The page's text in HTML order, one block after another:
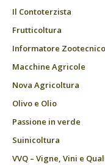
Il Contoterzista
Frutticoltura
Informatore Zootecnico
Macchine Agricole
Nova Agricoltura
Olivo e Olio
Passione in verde
Suinicoltura
VVQ – Vigne, Vini e